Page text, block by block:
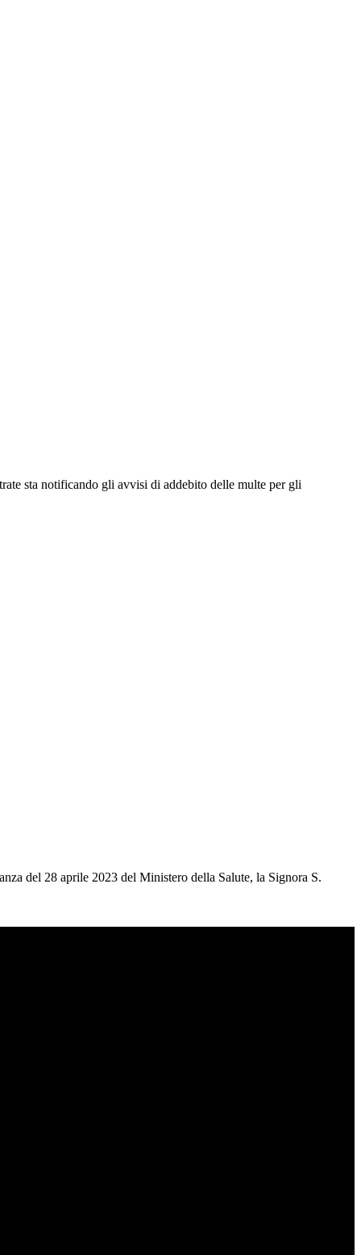
sta notificando gli avvisi di addebito delle multe per gli
del 28 aprile 2023 del Ministero della Salute, la Signora S.